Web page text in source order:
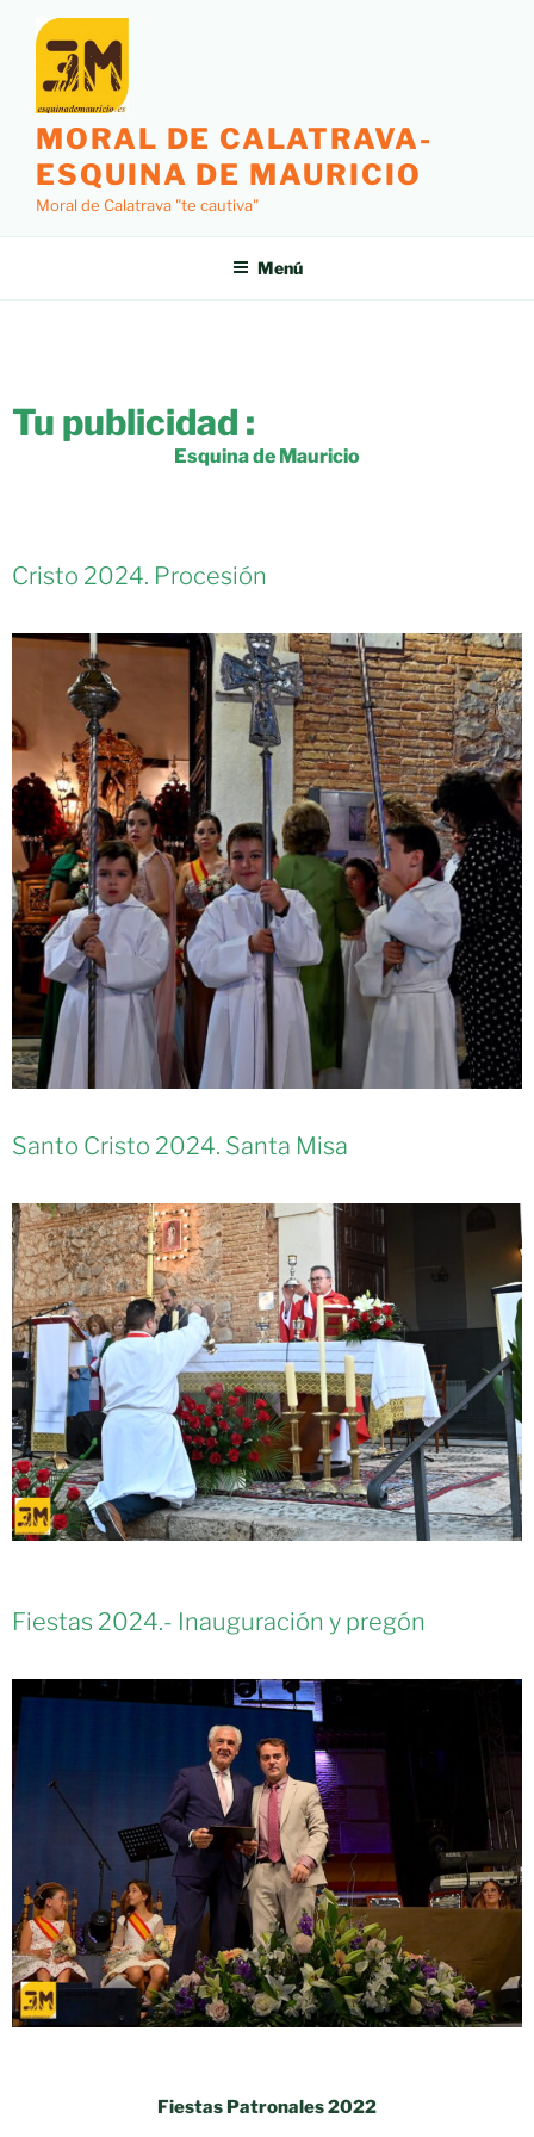
MORAL DE CALATRAVA-
ESQUINA DE MAURICIO
Moral de Calatrava "te cautiva"
Menú
Tu publicidad :
Esquina de Mauricio
Cristo 2024. Procesión
Santo Cristo 2024. Santa Misa
Fiestas 2024.- Inauguración y pregón
Fiestas Patronales 2022